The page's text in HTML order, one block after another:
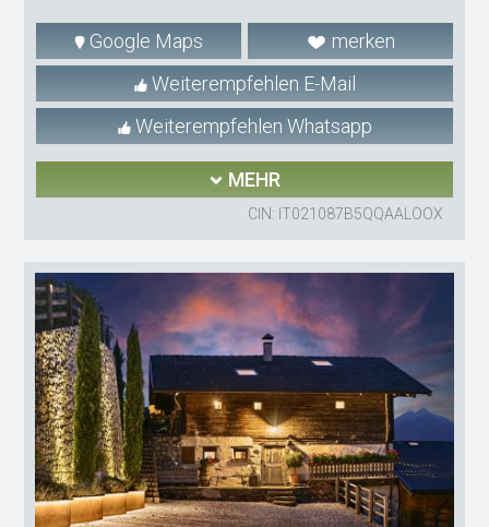
Google Maps
merken
Weiterempfehlen E-Mail
Weiterempfehlen Whatsapp
MEHR
CIN: IT021087B5QQAALOOX